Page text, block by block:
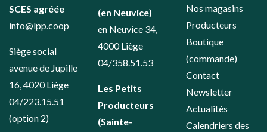
SCES agréée
info@lpp.coop
Siège social
avenue de Jupille
16, 4020 Liège
04/223.15.51
(option 2)
(en Neuvice)
en Neuvice 34,
4000 Liège
04/358.51.53
Les Petits
Producteurs
(Sainte-
Nos magasins
Producteurs
Boutique
(commande)
Contact
Newsletter
Actualités
Calendriers des